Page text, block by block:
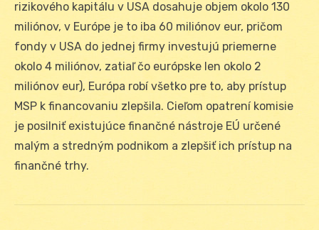
rizikového kapitálu v USA dosahuje objem okolo 130
miliónov, v Európe je to iba 60 miliónov eur, pričom
fondy v USA do jednej firmy investujú priemerne
okolo 4 miliónov, zatiaľ čo európske len okolo 2
miliónov eur), Európa robí všetko pre to, aby prístup
MSP k financovaniu zlepšila. Cieľom opatrení komisie
je posilniť existujúce finančné nástroje EÚ určené
malým a stredným podnikom a zlepšiť ich prístup na
finančné trhy.